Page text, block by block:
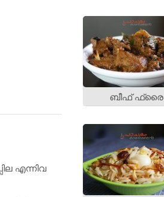
എന്നിവ
ബീഫ് ഫ്രൈ